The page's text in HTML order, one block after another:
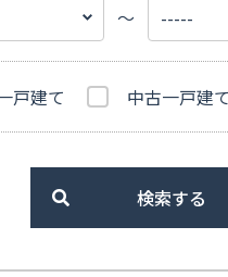
～
戸建て > 中古一戸建て
検索する